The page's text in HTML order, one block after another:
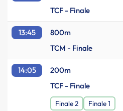
TCF - Finale
13:45 800m
TCM - Finale
14:05 200m
TCF - Finale
Finale 2 Finale 1